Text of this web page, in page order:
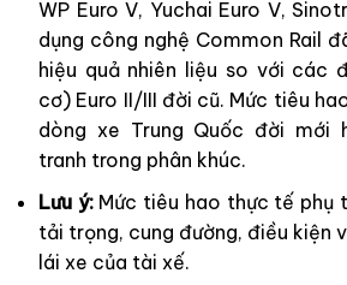
WP Euro V, Yuchai Euro V,
dụng công nghệ Common Rail
hiệu quả nhiên liệu so với các
cơ) Euro II/III đời cũ. Mức tiêu
dòng xe Trung Quốc đời mới
tranh trong phân khúc.
Lưu ý:Mức tiêu hao thực tế phụ
tải trọng, cung đường, điều kiện
lái xe của tài xế.